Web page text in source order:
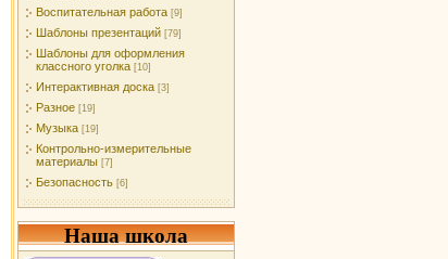
Воспитательная работа [9]
Шаблоны презентаций [79]
Шаблоны для оформления
классного уголка [10]
Интерактивная доска [3]
Разное [19]
Музыка [19]
Контрольно-измерительные
материалы [7]
Безопасность [6]
Наша школа